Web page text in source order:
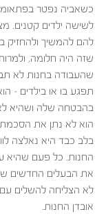
כשאביה נפטר
לשישה ילדים קטנים.
להם להמשיך ולהחזיק
שזה היה חלומה,
שהעבודה בחנות לא
תפגע בו או בילדים –
בהבטחה שלה ושהיא
הוא לא נתן את
בלב כבד היא נאלצה
החנות. כל פעם שהיא
את הבעלים החדשים
לא הצליחה להשלים
אובדן החנות.